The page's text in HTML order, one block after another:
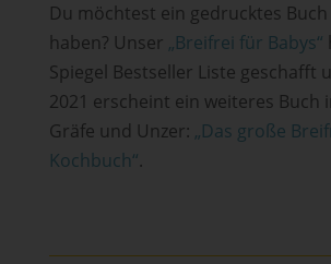
Du möchtest ein gedrucktes
haben? Unser „Breifrei für Babys“
Spiegel Bestseller Liste geschafft
2021 erscheint ein weiteres Buch
Gräfe und Unzer: „Das große
Kochbuch“.